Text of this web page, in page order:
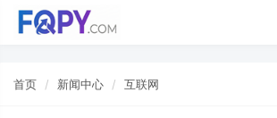
首页 新闻中心 互联网